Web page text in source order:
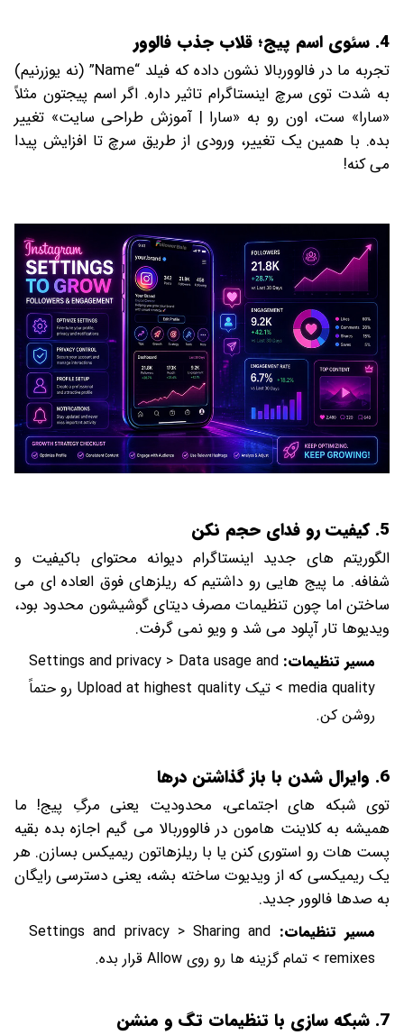
4. سئوی اسم پیج؛ قلاب جذب فالوور
تجربه ما در فالووربالا نشون داده که فیلد “Name” (نه یوزرنیم)
به شدت توی سرچ اینستاگرام تاثیر داره. اگر اسم پیجتون مثلاً
«سارا» ست، اون رو به «سارا | آموزش طراحی سایت» تغییر
بده. با همین یک تغییر، ورودی از طریق سرچ تا افزایش پیدا
می کنه!
5. کیفیت رو فدای حجم نکن
الگوریتم های جدید اینستاگرام دیوانه محتوای باکیفیت و
شفافه. ما پیج هایی رو داشتیم که ریلزهای فوق العاده ای می
ساختن اما چون تنظیمات مصرف دیتای گوشیشون محدود بود،
ویدیوها تار آپلود می شد و ویو نمی گرفت.
مسیر تنظیمات: Settings and privacy > Data usage and
media quality > تیک Upload at highest quality رو حتماً
روشن کن.
6. وایرال شدن با باز گذاشتن درها
توی شبکه های اجتماعی، محدودیت یعنی مرگِ پیج! ما
همیشه به کلاینت هامون در فالووربالا می گیم اجازه بده بقیه
پست هات رو استوری کنن یا با ریلزهاتون ریمیکس بسازن. هر
یک ریمیکسی که از ویدیوت ساخته بشه، یعنی دسترسی رایگان
به صدها فالوور جدید.
مسیر تنظیمات: Settings and privacy > Sharing and
remixes > تمام گزینه ها رو روی Allow قرار بده.
7. شبکه سازی با تنظیمات تگ و منشن